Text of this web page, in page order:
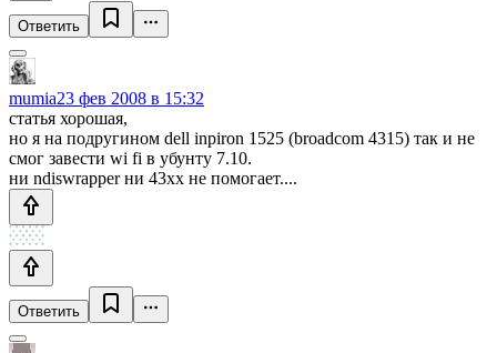
Ответить
mumia23 фев 2008 в 15:32
статья хорошая,
но я на подругином dell inpiron 1525 (broadcom 4315) так и не
смог завести wi fi в убунту 7.10.
ни ndiswrapper ни 43xx не помогает....
Ответить